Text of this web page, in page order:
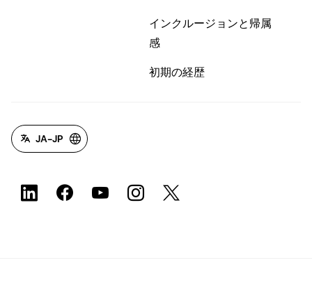
インクルージョンと帰属
感
初期の経歴
JA-JP